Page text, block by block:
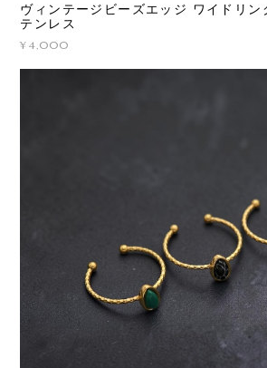
ヴィンテージビーズエッジ ワイドリ
テンレス
¥4,000